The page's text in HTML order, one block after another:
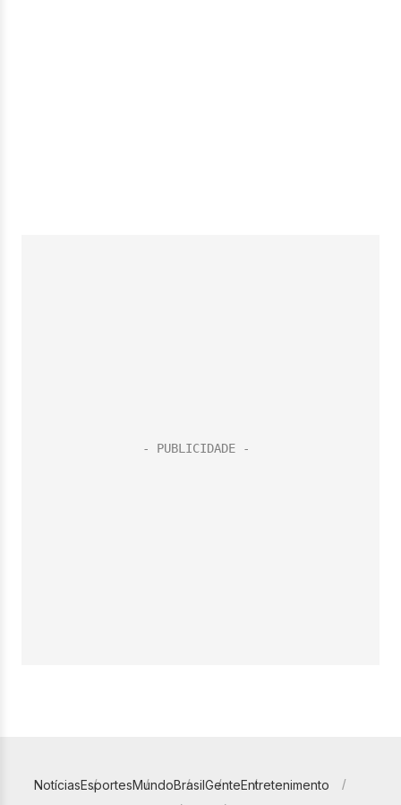
NotíciasEsportesMundoBrasilGenteEntretenimento